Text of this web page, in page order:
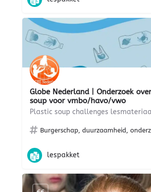
Globe Nederland | Onderzoek
soup voor vmbo/havo/vwo
Plastic soup challenges
Burgerschap, duurzaamheid,
lespakket